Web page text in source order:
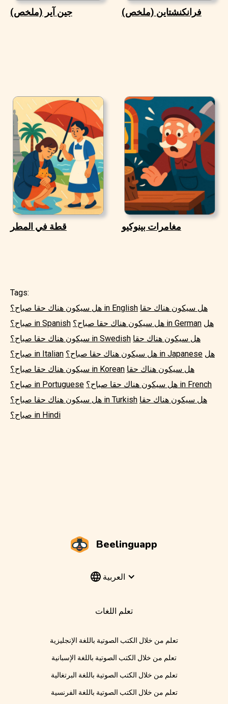
جين آير (ملخص) فرانكنشتاين (ملخص)
قطة في المطر مغامرات بينوكيو
Tags:
هل سيكون هناك حقا صباح؟ in English هل سيكون هناك حقا
صباح؟ in Spanish
هل سيكون هناك حقا صباح؟ in German هل
سيكون هناك حقا صباح؟ in Swedish هل سيكون هناك حقا
صباح؟ in Italian
هل سيكون هناك حقا صباح؟ in Japanese هل
سيكون هناك حقا صباح؟ in Korean هل سيكون هناك حقا
صباح؟ in Portuguese
هل سيكون هناك حقا صباح؟ in French
هل سيكون هناك حقا صباح؟ in Turkish هل سيكون هناك حقا
صباح؟ in Hindi
Beelinguapp
العربية
تعلم اللغات
تعلم من خلال الكتب الصوتية باللغة الإنجليزية
تعلم من خلال الكتب الصوتية باللغة الإسبانية
تعلم من خلال الكتب الصوتية باللغة البرتغالية
تعلم من خلال الكتب الصوتية باللغة الفرنسية